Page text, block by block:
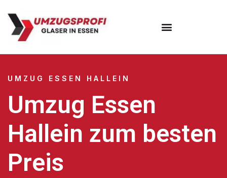
UMZUG ESSEN HALLEIN
Umzug Essen
Hallein zum besten
Preis